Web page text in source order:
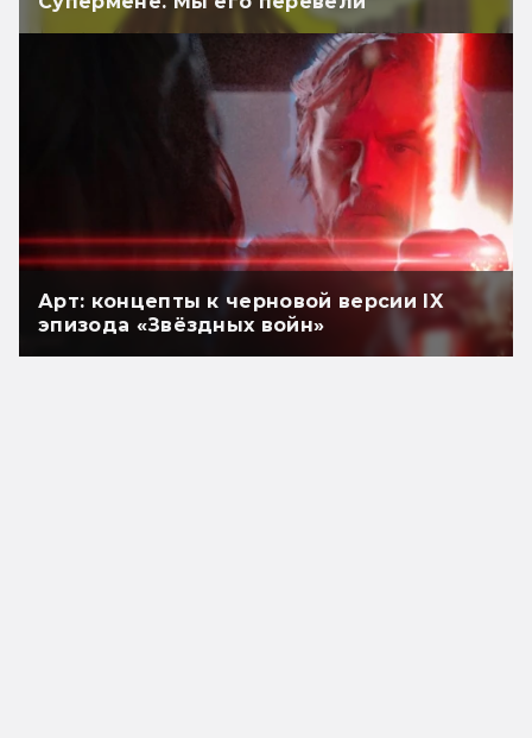
Арт: концепты к черновой версии IX
эпизода «Звёздных войн»